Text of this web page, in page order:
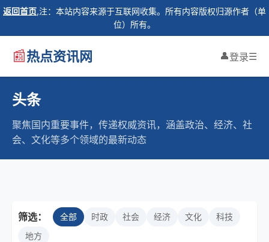
返回首页,注：本站内容来源于互联网收集。所有内容版权归源作者（单
位）所有。
📰热点资讯网 👤登录☰
头条
聚焦国内重要事件，传递权威资讯，涵盖政治、经济、社
会、文化等多个领域的最新动态
筛选： 全部 时政 社会 经济 文化
科技
地方